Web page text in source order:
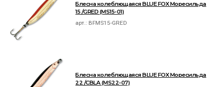
Блесна колеблющаяся BLUE FOX Моресильда
15 /GRED (MS15-01)
арт.: BFMS15-GRED
Блесна колеблющаяся BLUE FOX Моресильда
22 /CBLA (MS22-07)